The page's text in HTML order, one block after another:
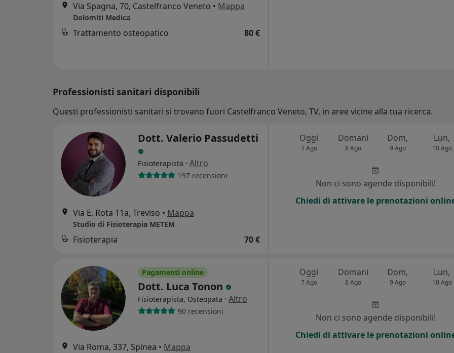
Via Spagna, 70, Castelfranco Veneto • Mappa
Dolomiti Medica
Trattamento osteopatico 80 €
Professionisti sanitari disponibili
Questi professionisti sanitari si trovano fuori Castelfranco Veneto, TV, in aree vicine alla tua ricerca.
Dott. Valerio Passudetti
Fisioterapista · Altro
197 recensioni
Via E. Rota 11a, Treviso • Mappa
Studio di Fisioterapia METEM
Fisioterapia 70 €
Oggi
7 Ago
Domani
8 Ago
Dom,
9 Ago
Lun,
10 Ago
Non ci sono agende disponibili!
Chiedi di attivare le prenotazioni
Pagamenti online
Dott. Luca Tonon
Fisioterapista, Osteopata · Altro
90 recensioni
Via Roma, 337, Spinea • Mappa
Oggi
7 Ago
Domani
8 Ago
Dom,
9 Ago
Lun,
10 Ago
Non ci sono agende disponibili!
Chiedi di attivare le prenotazioni